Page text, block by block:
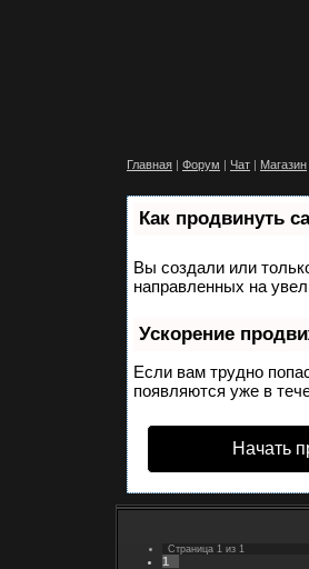
Главная | Форум | Чат | Магазин
Как продвинуть
Вы создали или
направленных на
Ускорение
Если вам трудно
появляются уже в
Начать
Страница 1 из 1
1